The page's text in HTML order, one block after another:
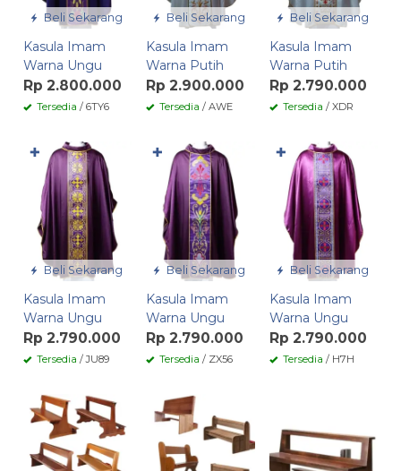
Beli Sekarang
Kasula Imam
Warna Ungu
Rp 2.800.000
Tersedia / 6TY6
Beli Sekarang
Kasula Imam
Warna Putih
Rp 2.900.000
Tersedia / AWE
Beli Sekarang
Kasula Imam
Warna Putih
Rp 2.790.000
Tersedia / XDR
Beli Sekarang
Kasula Imam
Warna Ungu
Rp 2.790.000
Tersedia / JU89
✚
Beli Sekarang
Kasula Imam
Warna Ungu
Rp 2.790.000
Tersedia / ZX56
✚
Beli Sekarang
Kasula Imam
Warna Ungu
Rp 2.790.000
Tersedia / H7H
✚